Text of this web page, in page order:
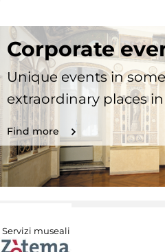
Corporate
Unique events in
extraordinary places
Find more
Servizi museali